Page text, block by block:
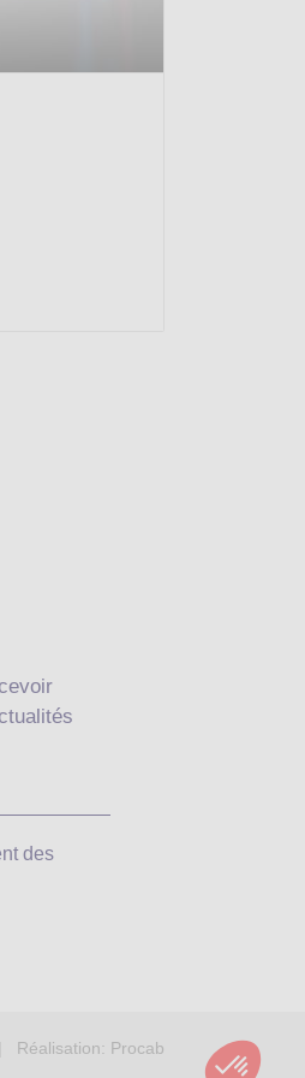
des
Réalisation: Procab